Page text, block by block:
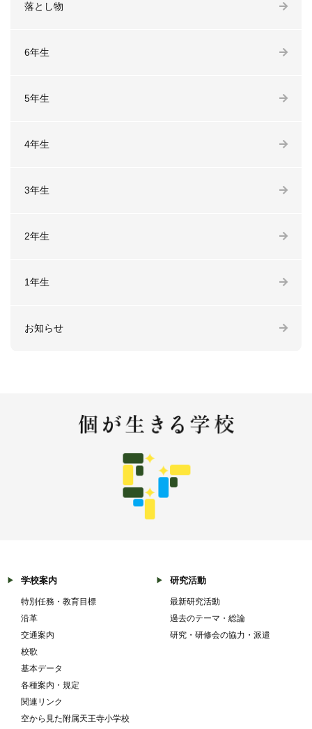
落とし物
6年生
5年生
4年生
3年生
2年生
1年生
お知らせ
学校案内
特別任務・教育目標
沿革
交通案内
校歌
基本データ
各種案内・規定
関連リンク
空から見た附属天王寺小学校
研究活動
最新研究活動
過去のテーマ・総論
研究・研修会の協力・派遣